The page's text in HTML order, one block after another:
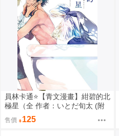
員林卡通⭐️【青文漫畫】紺碧的北
極星（全 作者：いとだ旬太 (附
尼采書套)
售價 125